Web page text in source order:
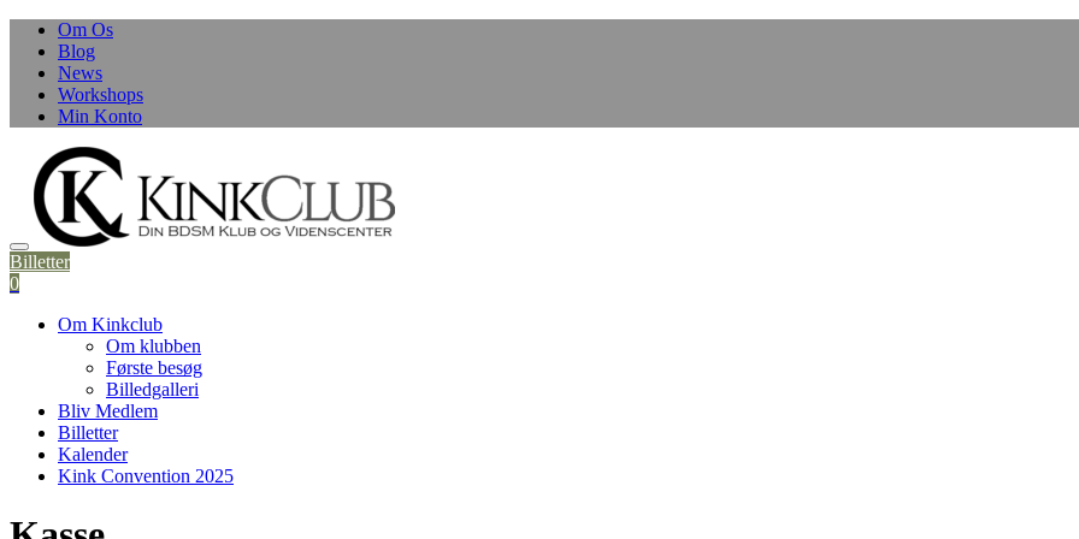
Skip
content
Om Os
Blog
News
Workshops
Min Konto
Billetter
0
Om Kinkclub
Om klubben
Første besøg
Billedgalleri
Bliv Medlem
Billetter
Kalender
Kink Convention 2025